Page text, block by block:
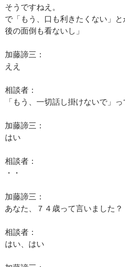
そうですねえ。
で「もう、口も利きたくない」
後の面倒も看ないし」
加藤諦三：
ええ
相談者：
「もう、一切話し掛けないで」
加藤諦三：
はい
相談者：
・・
加藤諦三：
あなた、７４歳って言いました？
相談者：
はい、はい